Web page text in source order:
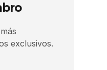
exclusivos.